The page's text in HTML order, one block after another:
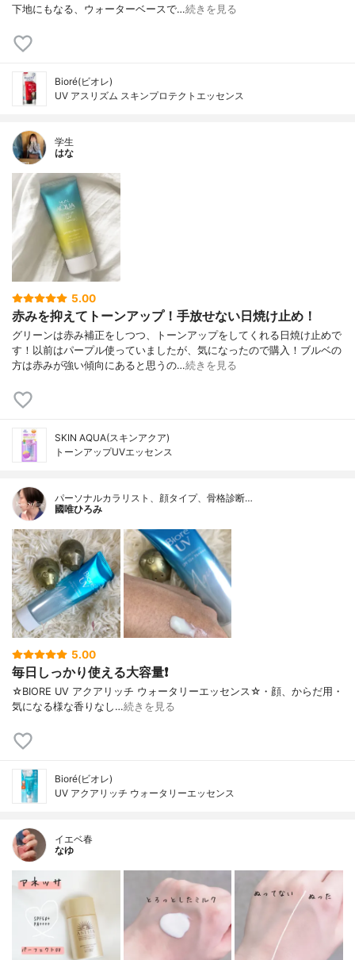
下地にもなる、ウォーターベースで…続きを見る
Bioré(ビオレ)
UV アスリズム スキンプロテクトエッセンス
学生
はな
5.00
赤みを抑えてトーンアップ！手放せない日焼け止め！
グリーンは赤み補正をしつつ、トーンアップをしてくれる日焼け止めで
す！以前はパープル使っていましたが、気になったので購入！ブルベの
方は赤みが強い傾向にあると思うの…続きを見る
SKIN AQUA(スキンアクア)
トーンアップUVエッセンス
パーソナルカラリスト、顔タイプ、骨格診断…
國唯ひろみ
5.00
毎日しっかり使える大容量❗
☆BIORE UV アクアリッチ ウォータリーエッセンス☆・顔、からだ用・
気になる様な香りなし…続きを見る
Bioré(ビオレ)
UV アクアリッチ ウォータリーエッセンス
イエベ春
なゆ